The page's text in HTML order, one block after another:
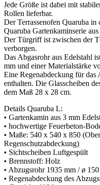
Jede Größe ist dabei mit
Rollen lieferbar.
Der Terrassenofen Quaruba
Quaruba Gartenkaminserie
Der Türgriff ist zwischen der
verborgen.
Das Abgasrohr aus Edelstahl
mm und einer Materialstärke
Eine Regenabdeckung für
enthalten. Die Glasscheiben
dem Maß 28 x 28 cm.
Details Quaruba L:
• Gartenkamin aus 3 mm
• hochwertige Feuerbeton-
• Maße: 540 x 540 x 850
Regenschutzabdeckung)
• Sichtscheiben Luftgespült
• Brennstoff: Holz
• Abzugsrohr 1935 mm / ø
• Regenabdeckung des